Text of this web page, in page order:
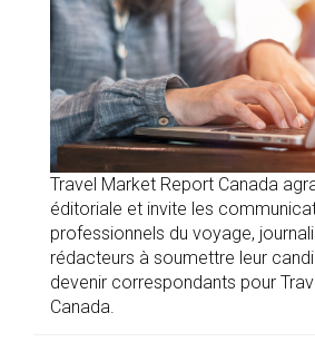
Travel Market Report Canada
éditoriale et invite les
professionnels du voyage,
rédacteurs à soumettre leur
devenir correspondants pour
Canada.